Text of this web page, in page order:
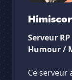
Serveur
Humour /
Ce serveur
Es-tu sûr de
serveur ?